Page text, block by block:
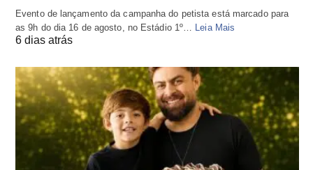
Evento de lançamento da campanha do petista está marcado para
as 9h do dia 16 de agosto, no Estádio 1º… Leia Mais
6 dias atrás